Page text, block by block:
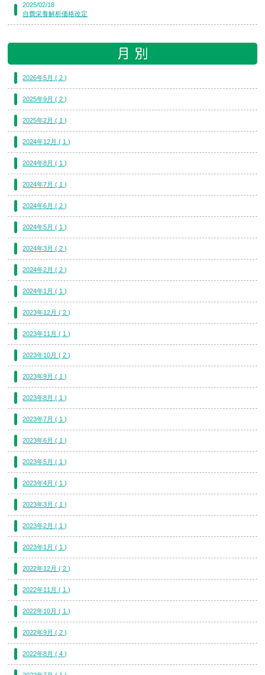
2025/02/18
自費栄養解析価格改定
2026年5月 ( 2 )
2025年9月 ( 2 )
2025年2月 ( 1 )
2024年12月 ( 1 )
2024年8月 ( 1 )
2024年7月 ( 1 )
2024年6月 ( 2 )
2024年5月 ( 1 )
2024年3月 ( 2 )
2024年2月 ( 2 )
2024年1月 ( 1 )
2023年12月 ( 2 )
2023年11月 ( 1 )
2023年10月 ( 2 )
2023年9月 ( 1 )
2023年8月 ( 1 )
2023年7月 ( 1 )
2023年6月 ( 1 )
2023年5月 ( 1 )
2023年4月 ( 1 )
2023年3月 ( 1 )
2023年2月 ( 1 )
2023年1月 ( 1 )
2022年12月 ( 2 )
2022年11月 ( 1 )
2022年10月 ( 1 )
2022年9月 ( 2 )
2022年8月 ( 4 )